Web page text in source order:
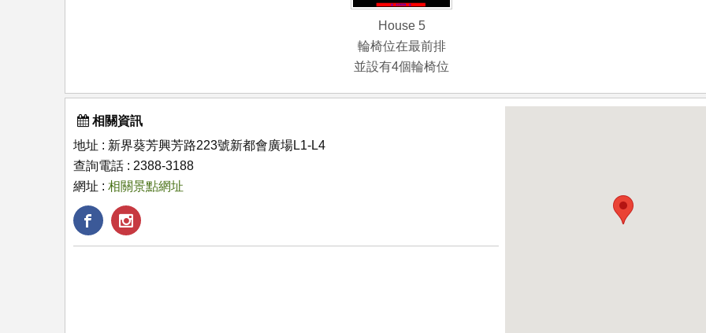
House 5
輪椅位在最前排
並設有4個輪椅位
相關資訊
地址 : 新界葵芳興芳路223號新都會廣場L1-L4
查詢電話 : 2388-3188
網址 : 相關景點網址